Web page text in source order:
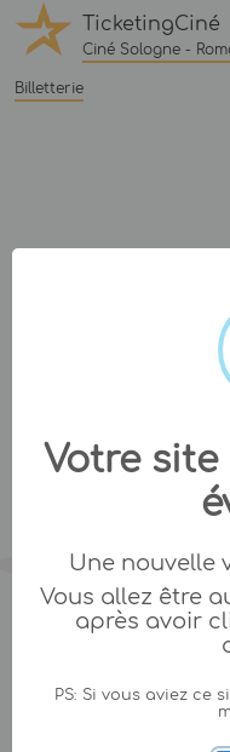
TicketingCiné
Ciné Sologne -
Billetterie
Votre
Une nouvelle
Vous allez être
après avoir
PS: Si vous aviez ce